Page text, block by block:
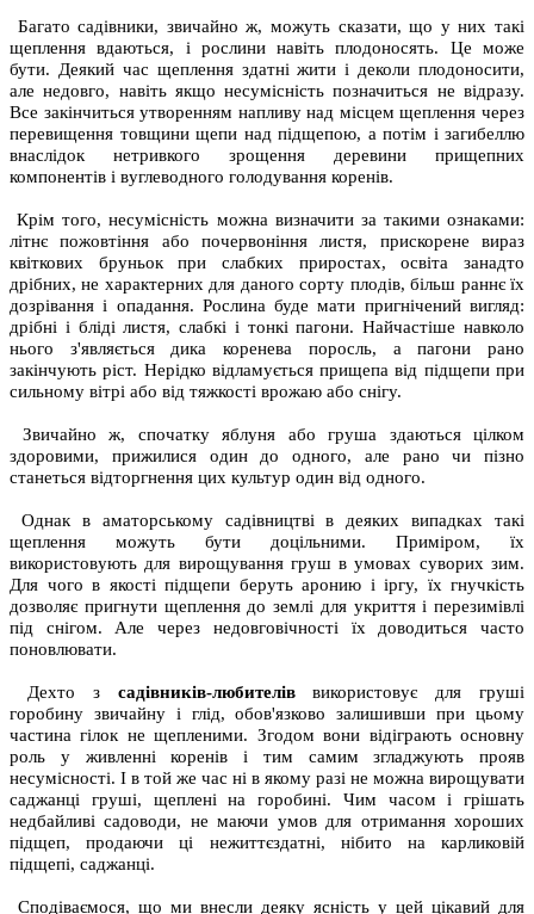
Багато садівники, звичайно ж, можуть сказати, що у них такі
щеплення вдаються, і рослини навіть плодоносять. Це може
бути. Деякий час щеплення здатні жити і деколи плодоносити,
але недовго, навіть якщо несумісність позначиться не відразу.
Все закінчиться утворенням напливу над місцем щеплення через
перевищення товщини щепи над підщепою, а потім і загибеллю
внаслідок нетривкого зрощення деревини прищепних
компонентів і вуглеводного голодування коренів.
Крім того, несумісність можна визначити за такими ознаками:
літнє пожовтіння або почервоніння листя, прискорене вираз
квіткових бруньок при слабких приростах, освіта занадто
дрібних, не характерних для даного сорту плодів, більш раннє їх
дозрівання і опадання. Рослина буде мати пригнічений вигляд:
дрібні і бліді листя, слабкі і тонкі пагони. Найчастіше навколо
нього з'являється дика коренева поросль, а пагони рано
закінчують ріст. Нерідко відламується прищепа від підщепи при
сильному вітрі або від тяжкості врожаю або снігу.
Звичайно ж, спочатку яблуня або груша здаються цілком
здоровими, прижилися один до одного, але рано чи пізно
станеться відторгнення цих культур один від одного.
Однак в аматорському садівництві в деяких випадках такі
щеплення можуть бути доцільними. Приміром, їх
використовують для вирощування груш в умовах суворих зим.
Для чого в якості підщепи беруть аронию і іргу, їх гнучкість
дозволяє пригнути щеплення до землі для укриття і перезимівлі
під снігом. Але через недовговічності їх доводиться часто
поновлювати.
Дехто з садівників-любителіввикористовує для груші
горобину звичайну і глід, обов'язково залишивши при цьому
частина гілок не щепленими. Згодом вони відіграють основну
роль у живленні коренів і тим самим згладжують прояв
несумісності. І в той же час ні в якому разі не можна вирощувати
саджанці груші, щеплені на горобині. Чим часом і грішать
недбайливі садоводи, не маючи умов для отримання хороших
підщеп, продаючи ці нежиттєздатні, нібито на карликовій
підщепі, саджанці.
Сподіваємося, що ми внесли деяку ясність у цей цікавий для